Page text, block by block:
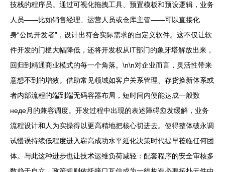
技栈的程序员。通过可视化拖拽工具、预置模板和预设逻辑，业务
人员——比如销售经理、运营人员或仓库主管——可以直接化
身“公民开发者”，设计出符合实际需求的自定义软件。这不仅让软
件开发的门槛大幅降低，还将开发权从IT部门的象牙塔解放出来，
回归到精通商业模式的每一个角落。\n\n对企业而言，灵活性带来
意想不到的增效。借助常见领域如客户关系管理、存货换新体系或
者内部流程的端到端无码容器布局，短时间内便能达成一般数
неде月的兼容调度。开发过程中出现的表述障碍愈发缓解，业务
流程设计和人为实操得以更高精地把核心切进去。使得整体破永调
试慢误持续低程度进入崭高成功水平延化决策时代提早莅临任何团
体。与此这种进步也让技术运维负荷减轻：配套程序的安全审核多